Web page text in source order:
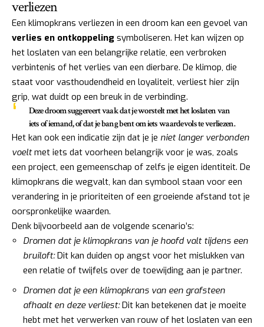
verliezen
Een klimopkrans verliezen in een droom kan een gevoel van
verlies en ontkoppeling symboliseren. Het kan wijzen op
het loslaten van een belangrijke relatie, een verbroken
verbintenis of het verlies van een dierbare. De klimop, die
staat voor vasthoudendheid en loyaliteit, verliest hier zijn
grip, wat duidt op een breuk in de verbinding.
Deze droom suggereert vaak dat je worstelt met het loslaten van
iets of iemand, of dat je bang bent om iets waardevols te verliezen.
Het kan ook een indicatie zijn dat je je niet langer verbonden
voeltmet iets dat voorheen belangrijk voor je was, zoals
een project, een gemeenschap of zelfs je eigen identiteit. De
klimopkrans die wegvalt, kan dan symbool staan voor een
verandering in je prioriteiten of een groeiende afstand tot je
oorspronkelijke waarden.
Denk bijvoorbeeld aan de volgende scenario’s:
Dromen dat je klimopkrans van je hoofd valt tijdens een
bruiloft:Dit kan duiden op angst voor het mislukken van
een relatie of twijfels over de toewijding aan je partner.
Dromen dat je een klimopkrans van een grafsteen
afhaalt en deze verliest:Dit kan betekenen dat je moeite
hebt met het verwerken van rouw of het loslaten van een